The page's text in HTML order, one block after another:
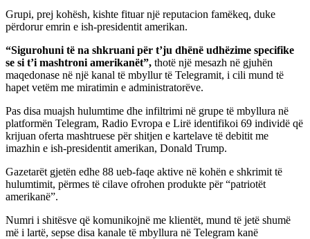
Grupi, prej kohësh, kishte fituar një reputacion famëkeq, duke
përdorur emrin e ish-presidentit amerikan.
“Sigurohuni të na shkruani për t’ju dhënë udhëzime specifike
se si t’i mashtroni amerikanët”, thotë një mesazh në gjuhën
maqedonase në një kanal të mbyllur të Telegramit, i cili mund të
hapet vetëm me miratimin e administratorëve.
Pas disa muajsh hulumtime dhe infiltrimi në grupe të mbyllura në
platformën Telegram, Radio Evropa e Lirë identifikoi 69 individë që
krijuan oferta mashtruese për shitjen e kartelave të debitit me
imazhin e ish-presidentit amerikan, Donald Trump.
Gazetarët gjetën edhe 88 ueb-faqe aktive në kohën e shkrimit të
hulumtimit, përmes të cilave ofrohen produkte për “patriotët
amerikanë”.
Numri i shitësve që komunikojnë me klientët, mund të jetë shumë
më i lartë, sepse disa kanale të mbyllura në Telegram kanë